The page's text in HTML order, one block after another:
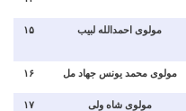
۱۵ مولوی احمدالله لبیب
۱۶ مولوی محمد یونس جهاد مل
۱۷ مولوی شاه ولی